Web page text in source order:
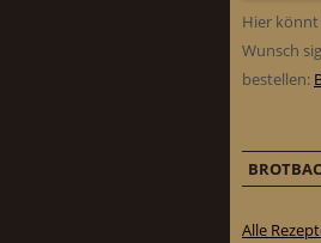
Hier könnt
Wunsch
bestellen:
Alle